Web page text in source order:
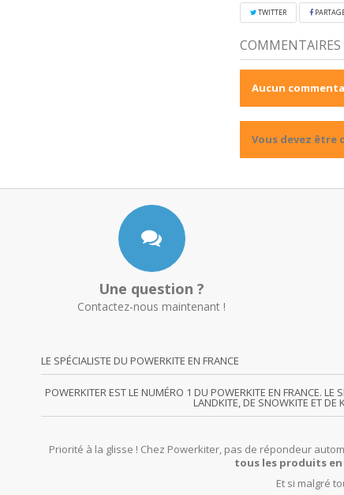
TWITTER
COMMENTAIRES
Aucun
Vous devez être
Une question ?
Contactez-nous maintenant !
LE SPÉCIALISTE DU POWERKITE EN FRANCE
POWERKITER EST LE NUMÉRO 1 DU POWERKITE EN FRANCE.
LANDKITE, DE SNOWKITE ET DE
Priorité à la glisse ! Chez Powerkiter, pas de répondeur
tous les produits
Et si malgré